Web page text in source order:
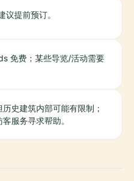
议提前预订。
免费；某些导览/活动需要
历史建筑内部可能有限制；
服务寻求帮助。